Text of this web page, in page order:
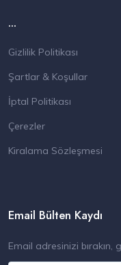
...
Gizlilik Politikası
Şartlar & Koşullar
İptal Politikası
Çerezler
Kiralama Sözleşmesi
Email Bülten Kaydı
Email adresinizi bırakın,